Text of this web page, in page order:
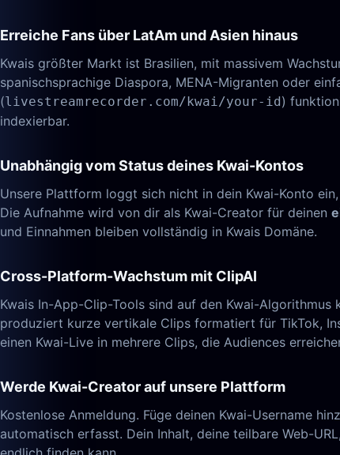
Erreiche Fans über LatAm und Asien hinaus
Kwais größter Markt ist Brasilien, mit massivem
spanischsprachige Diaspora, MENA-Migranten oder
(livestreamrecorder.com/kwai/your-id )
indexierbar.
Unabhängig vom Status deines Kwai-Kontos
Unsere Plattform loggt sich nicht in dein Kwai-Konto
Die Aufnahme wird von dir als Kwai-Creator für deinen
und Einnahmen bleiben vollständig in Kwais Domäne.
Cross-Platform-Wachstum mit ClipAI
Kwais In-App-Clip-Tools sind auf den Kwai-
produziert kurze vertikale Clips formatiert für TikTok,
einen Kwai-Live in mehrere Clips, die Audiences
Werde Kwai-Creator auf unsere Plattform
Kostenlose Anmeldung. Füge deinen Kwai-Username
automatisch erfasst. Dein Inhalt, deine teilbare Web-